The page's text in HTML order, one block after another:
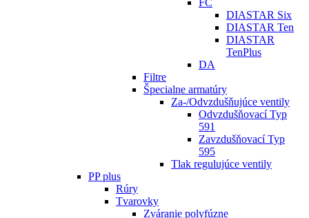
FC
DIASTAR Six
DIASTAR Ten
DIASTAR
TenPlus
DA
Filtre
Špecialne armatúry
Za-/Odvzdušňujúce ventily
Odvzdušňovací Typ
591
Zavzdušňovací Typ
595
Tlak regulujúce ventily
PP plus
Rúry
Tvarovky
Zváranie polyfúzne